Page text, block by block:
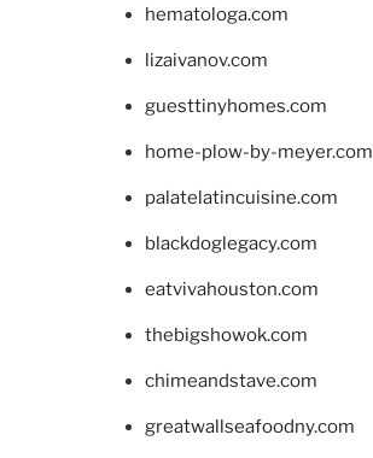
hematologa.com
lizaivanov.com
guesttinyhomes.com
home-plow-by-meyer.com
palatelatincuisine.com
blackdoglegacy.com
eatvivahouston.com
thebigshowok.com
chimeandstave.com
greatwallseafoodny.com